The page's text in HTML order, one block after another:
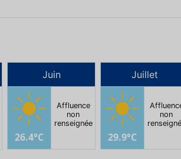
Juin
26.4°C
Affluence
non
renseignée
Juillet
29.9°C
non